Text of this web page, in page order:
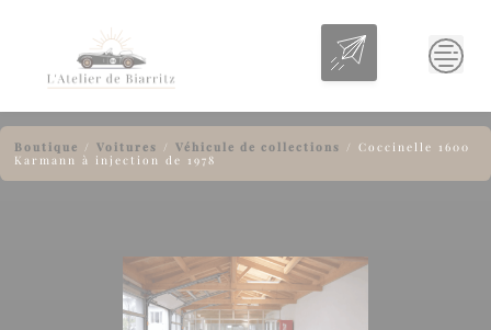
Boutique / Voitures / Véhicule de collections / Coccinelle 1600
Karmann à injection de 1978